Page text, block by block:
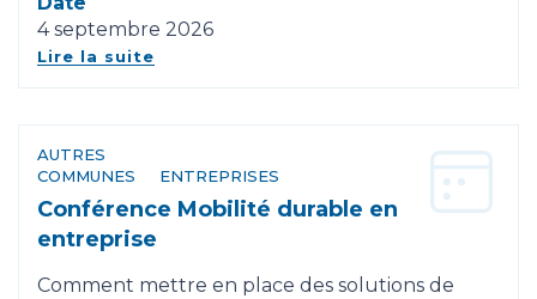
4 septembre 2026
Lire la suite
AUTRES
COMMUNES
ENTREPRISES
Conférence Mobilité durable en
entreprise
Comment mettre en place des solutions de